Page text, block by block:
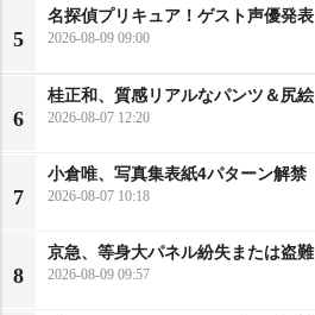
5
名探偵プリキュア！ゲスト声優発表
2026-08-09 09:00
6
桂正和、質感リアルなパンツ＆尻絵
2026-08-07 12:20
7
小倉唯、写真集表紙4パターン解禁
2026-08-07 10:18
8
京急、等身大パネル紛失または盗難
2026-08-09 09:57